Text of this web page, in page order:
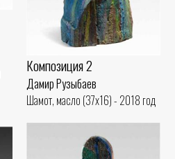
Композиция 2
Дамир Рузыбаев
Шамот, масло (37x16) - 2018 год